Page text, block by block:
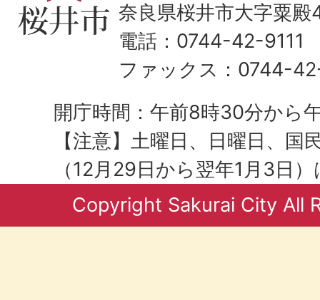
奈良県桜井市大字粟
電話：0744-42-9111
ファックス：0744-
開庁時間：午前8時30分から
【注意】土曜日、日曜日、国
（12月29日から翌年1月3日
Copyright Sakurai City All